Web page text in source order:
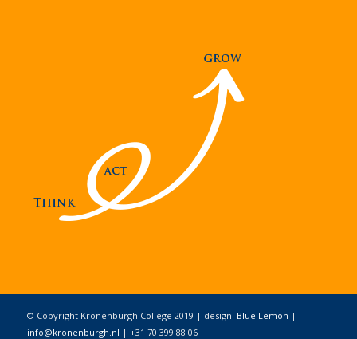
© Copyright Kronenburgh College 2019 | design: Blue Lemon |
info@kronenburgh.nl | +31 70 399 88 06